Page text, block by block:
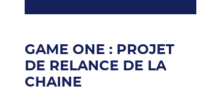
GAME ONE : PROJET
DE RELANCE DE LA
CHAINE